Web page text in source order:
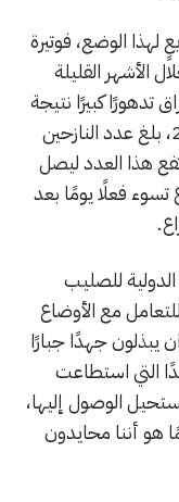
الوضع، فوتيرة
الأشهر القليلة
تدهورًا كبيرًا نتيجة
تصاعد حدة القتال. ففي بداية عام 2014، بلغ عدد النازحين
حين ارتفع هذا العدد ليصل
تسوء فعلًا يومًا بعد
للصليب
مع الأوضاع
يبذلون جهدًا جبارًا
التي استطاعت
الوصول إليها،
هو أننا محايدون